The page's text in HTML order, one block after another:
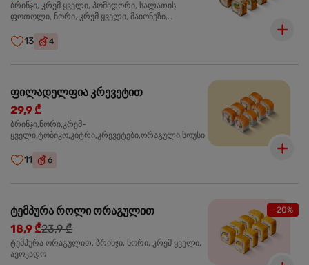
ბრინჯი, კრემ ყველი, პომიდორი, სალათის
ფოთოლი, ნორი, კრემ ყველი, მაიონეზი,
შებოლილი ქათმის ფილე
13 4
ფილადელფია კრევეტით
29,9 ₾
ბრინჯი,ნორი,კრემ-
ყველი,ტობიკო,კიტრი,კრევეტები,ორაგული,სოუსი
11 6
-20%
ტემპურა როლი ორაგულით
18,9 ₾23,9 ₾
ტემპურა ორაგულით, ბრინჯი, ნორი, კრემ ყველი,
ავოკადო